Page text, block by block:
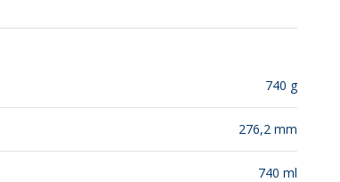
740 g
276,2 mm
740 ml